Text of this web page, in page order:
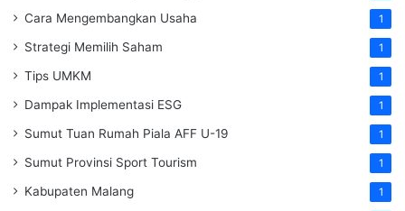
Cara Mengembangkan Usaha 1
Strategi Memilih Saham 1
Tips UMKM 1
Dampak Implementasi ESG 1
Sumut Tuan Rumah Piala AFF U-19 1
Sumut Provinsi Sport Tourism 1
Kabupaten Malang 1